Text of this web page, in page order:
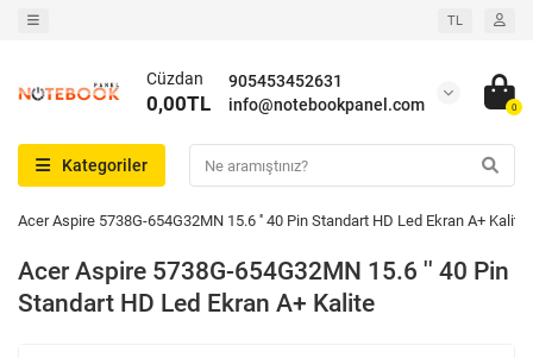
TL
905453452631
info@notebookpanel.com
Cüzdan
0,00TL 0
Kategoriler
Acer Aspire 5738G-654G32MN 15.6 '' 40 Pin Standart HD Led Ekran A+ Kalite
Acer Aspire 5738G-654G32MN 15.6 '' 40 Pin
Standart HD Led Ekran A+ Kalite